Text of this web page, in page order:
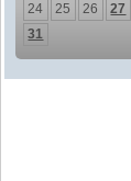
24
25 26 27
31